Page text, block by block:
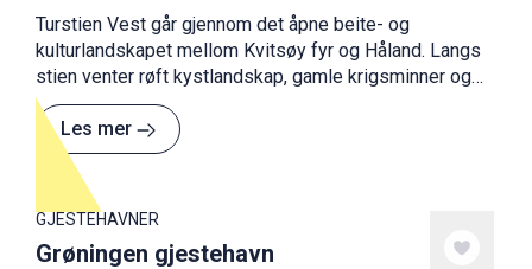
Turstien Vest går gjennom det åpne beite- og
kulturlandskapet mellom Kvitsøy fyr og Håland. Langs
stien venter røft kystlandskap, gamle krigsminner og
vid utsikt over havet.
Les mer
GJESTEHAVNER
Grøningen gjestehavn